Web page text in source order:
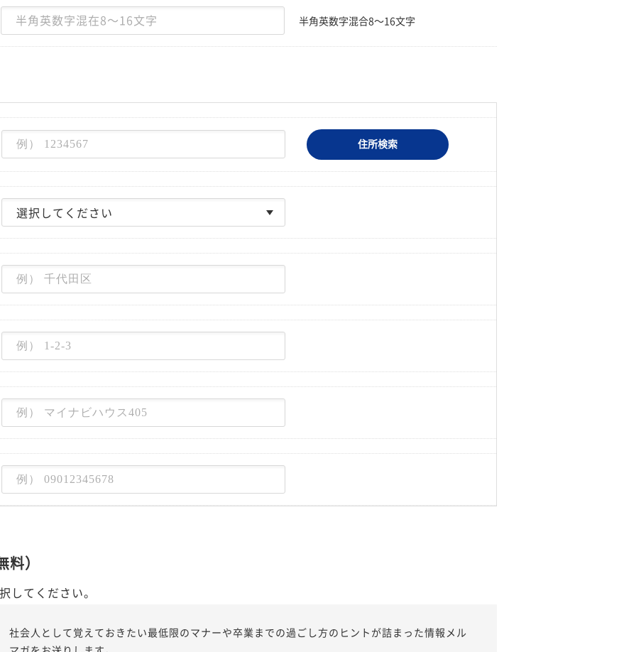
半角英数字混合8〜16文字
住所検索
料）
してください。
社会人として覚えておきたい最低限のマナーや卒業までの過ごし方のヒントが詰まった情報メル